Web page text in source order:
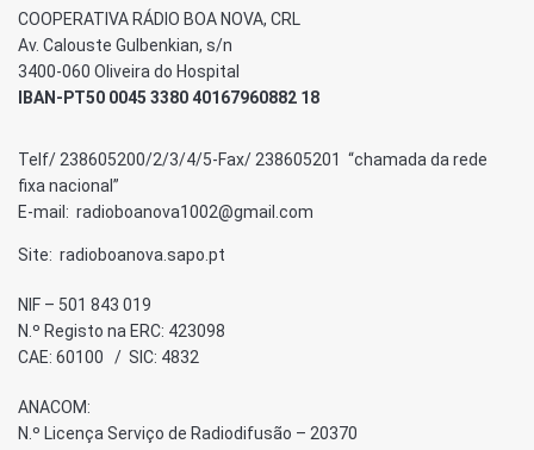
COOPERATIVA RÁDIO BOA NOVA, CRL
Av. Calouste Gulbenkian, s/n
3400-060 Oliveira do Hospital
IBAN-PT50 0045 3380 40167960882 18
Telf/ 238605200/2/3/4/5-Fax/ 238605201 “chamada da rede
fixa nacional”
E-mail: radioboanova1002@gmail.com
Site: radioboanova.sapo.pt
NIF – 501 843 019
N.º Registo na ERC: 423098
CAE: 60100 / SIC: 4832
ANACOM:
N.º Licença Serviço de Radiodifusão – 20370